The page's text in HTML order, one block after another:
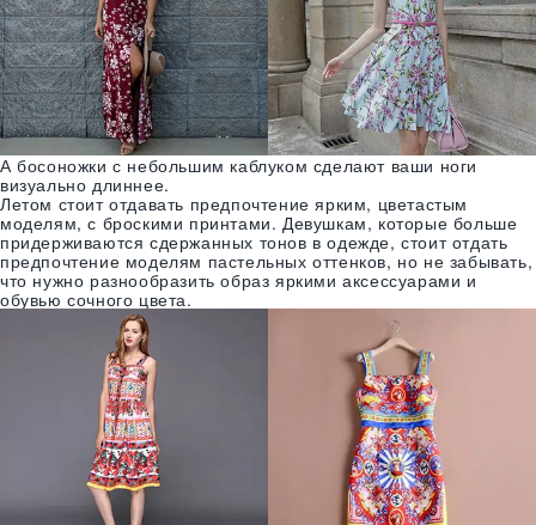
А босоножки с небольшим каблуком сделают ваши ноги
визуально длиннее.
Летом стоит отдавать предпочтение ярким, цветастым
моделям, с броскими принтами. Девушкам, которые больше
придерживаются сдержанных тонов в одежде, стоит отдать
предпочтение моделям пастельных оттенков, но не забывать,
что нужно разнообразить образ яркими аксессуарами и
обувью сочного цвета.